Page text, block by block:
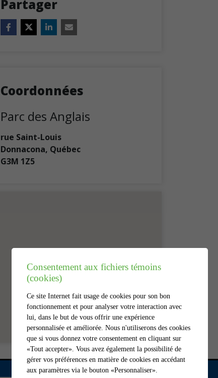
Partager
Coordonnées
Parc des Anglais
rue Saint-Louis
Donnacona, Québec
G3M 1Z5
Consentement aux fichiers témoins
(cookies)
Ce site Internet fait usage de cookies pour son bon
fonctionnement et pour analyser votre interaction avec
lui, dans le but de vous offrir une expérience
personnalisée et améliorée. Nous n'utiliserons des cookies
que si vous donnez votre consentement en cliquant sur
«Tout accepter». Vous avez également la possibilité de
gérer vos préférences en matière de cookies en accédant
aux paramètres via le bouton «Personnaliser».